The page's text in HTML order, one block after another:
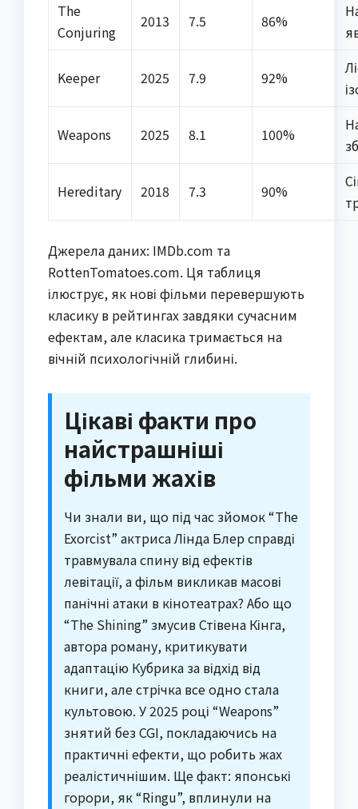
The
Conjuring
2013 7.5 86%
Keeper 2025 7.9 92%
Weapons 2025 8.1 100%
Hereditary 2018 7.3 90%
Джерела даних: IMDb.com та
RottenTomatoes.com. Ця таблиця
ілюструє, як нові фільми перевершують
класику в рейтингах завдяки сучасним
ефектам, але класика тримається на
вічній психологічній глибині.
Цікаві факти про
найстрашніші
фільми жахів
Чи знали ви, що під час зйомок “The
Exorcist” актриса Лінда Блер справді
травмувала спину від ефектів
левітації, а фільм викликав масові
панічні атаки в кінотеатрах? Або що
“The Shining” змусив Стівена Кінга,
автора роману, критикувати
адаптацію Кубрика за відхід від
книги, але стрічка все одно стала
культовою. У 2025 році “Weapons”
знятий без CGI, покладаючись на
практичні ефекти, що робить жах
реалістичнішим. Ще факт: японські
горори, як “Ringu”, вплинули на